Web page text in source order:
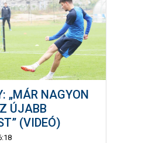
„MÁR NAGYON
ÚJABB
(VIDEÓ)